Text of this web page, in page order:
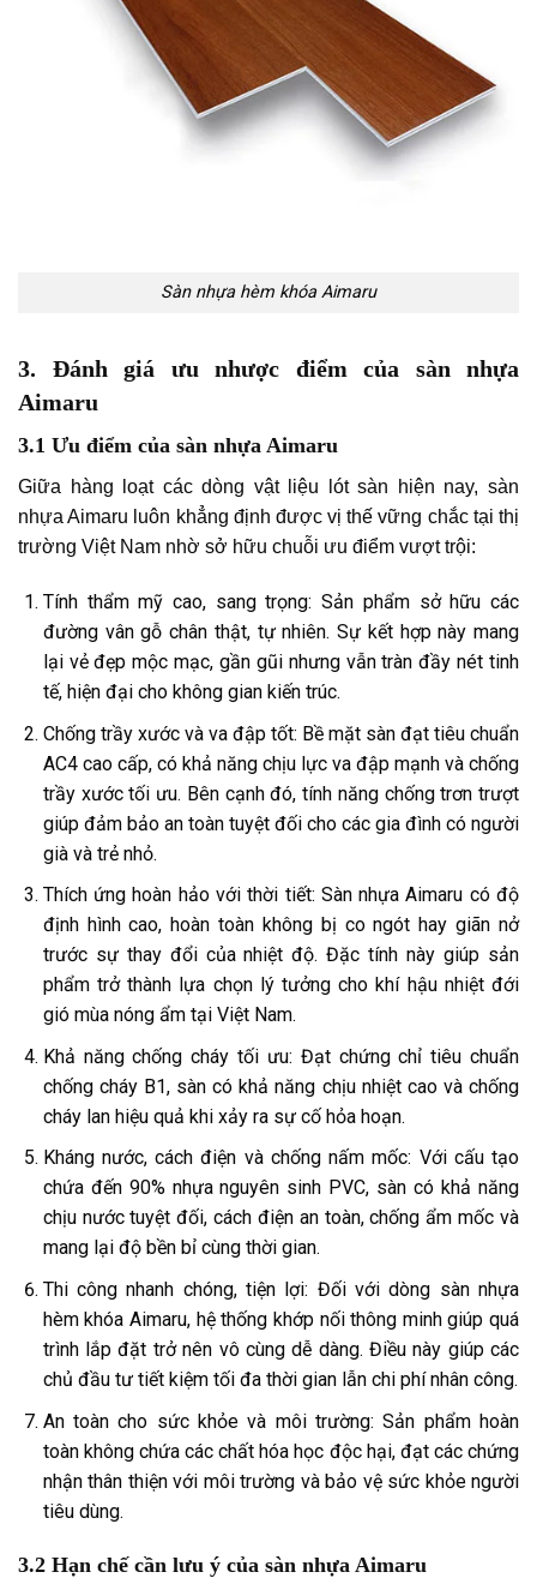
Sàn nhựa hèm khóa Aimaru
3. Đánh giá ưu nhược điểm của sàn nhựa
Aimaru
3.1 Ưu điểm của sàn nhựa Aimaru
Giữa hàng loạt các dòng vật liệu lót sàn hiện nay, sàn
nhựa Aimaru luôn khẳng định được vị thế vững chắc tại thị
trường Việt Nam nhờ sở hữu chuỗi ưu điểm vượt trội:
Tính thẩm mỹ cao, sang trọng: Sản phẩm sở hữu các
đường vân gỗ chân thật, tự nhiên. Sự kết hợp này mang
lại vẻ đẹp mộc mạc, gần gũi nhưng vẫn tràn đầy nét tinh
tế, hiện đại cho không gian kiến trúc.
Chống trầy xước và va đập tốt: Bề mặt sàn đạt tiêu chuẩn
AC4 cao cấp, có khả năng chịu lực va đập mạnh và chống
trầy xước tối ưu. Bên cạnh đó, tính năng chống trơn trượt
giúp đảm bảo an toàn tuyệt đối cho các gia đình có người
già và trẻ nhỏ.
Thích ứng hoàn hảo với thời tiết: Sàn nhựa Aimaru có độ
định hình cao, hoàn toàn không bị co ngót hay giãn nở
trước sự thay đổi của nhiệt độ. Đặc tính này giúp sản
phẩm trở thành lựa chọn lý tưởng cho khí hậu nhiệt đới
gió mùa nóng ẩm tại Việt Nam.
Khả năng chống cháy tối ưu: Đạt chứng chỉ tiêu chuẩn
chống cháy B1, sàn có khả năng chịu nhiệt cao và chống
cháy lan hiệu quả khi xảy ra sự cố hỏa hoạn.
Kháng nước, cách điện và chống nấm mốc: Với cấu tạo
chứa đến 90% nhựa nguyên sinh PVC, sàn có khả năng
chịu nước tuyệt đối, cách điện an toàn, chống ẩm mốc và
mang lại độ bền bỉ cùng thời gian.
Thi công nhanh chóng, tiện lợi: Đối với dòng sàn nhựa
hèm khóa Aimaru, hệ thống khớp nối thông minh giúp quá
trình lắp đặt trở nên vô cùng dễ dàng. Điều này giúp các
chủ đầu tư tiết kiệm tối đa thời gian lẫn chi phí nhân công.
An toàn cho sức khỏe và môi trường: Sản phẩm hoàn
toàn không chứa các chất hóa học độc hại, đạt các chứng
nhận thân thiện với môi trường và bảo vệ sức khỏe người
tiêu dùng.
3.2 Hạn chế cần lưu ý của sàn nhựa Aimaru